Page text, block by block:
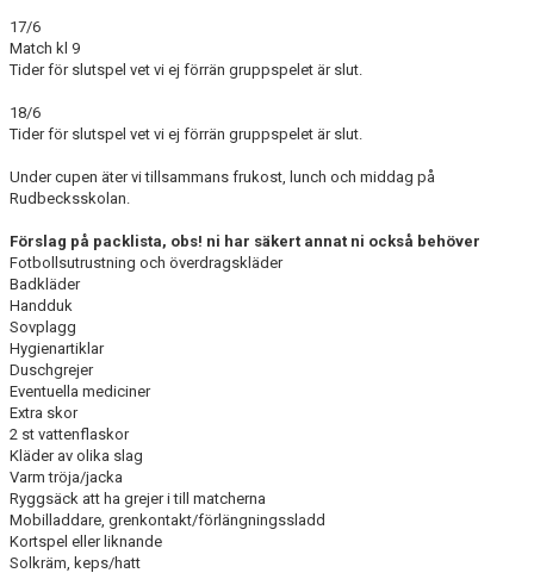
17/6
Match kl 9
Tider för slutspel vet vi ej förrän gruppspelet är slut.
18/6
Tider för slutspel vet vi ej förrän gruppspelet är slut.
Under cupen äter vi tillsammans frukost, lunch och middag på
Rudbecksskolan.
Förslag på packlista, obs! ni har säkert annat ni också behöver
Fotbollsutrustning och överdragskläder
Badkläder
Handduk
Sovplagg
Hygienartiklar
Duschgrejer
Eventuella mediciner
Extra skor
2 st vattenflaskor
Kläder av olika slag
Varm tröja/jacka
Ryggsäck att ha grejer i till matcherna
Mobilladdare, grenkontakt/förlängningssladd
Kortspel eller liknande
Solkräm, keps/hatt